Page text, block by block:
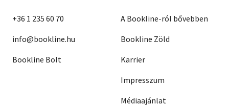
+36 1 235 60 70
info@bookline.hu
Bookline Bolt
A Bookline-ról bővebben
Bookline Zöld
Karrier
Impresszum
Médiaajánlat